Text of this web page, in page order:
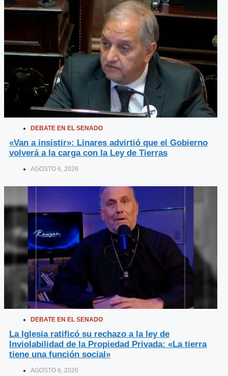
DEBATE EN EL SENADO
«Van a insistir»: Linares advirtió que el Gobierno
volverá a la carga con la Ley de Tierras
AGOSTO 6, 2026
DEBATE EN EL SENADO
La Iglesia ratificó su rechazo a la ley de
Inviolabilidad de la Propiedad Privada: «La tierra
tiene una función social»
AGOSTO 6, 2026